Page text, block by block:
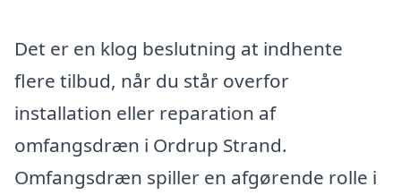
Det er en klog beslutning at indhente
flere tilbud, når du står overfor
installation eller reparation af
omfangsdræn i Ordrup Strand.
Omfangsdræn spiller en afgørende rolle i